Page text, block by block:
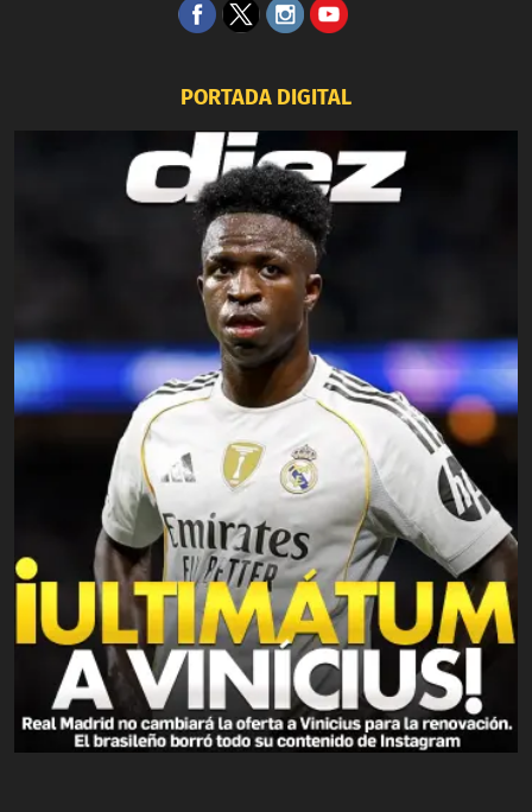
PORTADA DIGITAL